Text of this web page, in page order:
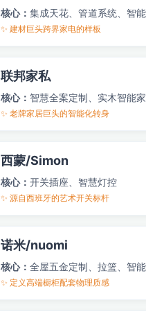
核心： 集成天花、管道系统、智
✨ 建材巨头跨界家电的样板
联邦家私
核心： 智慧全案定制、实木智能
✨ 老牌家居巨头的智能化转身
西蒙/Simon
核心： 开关插座、智慧灯控
✨ 源自西班牙的艺术开关标杆
诺米/nuomi
核心： 全屋五金定制、拉篮、智
✨ 定义高端橱柜配套物理质感